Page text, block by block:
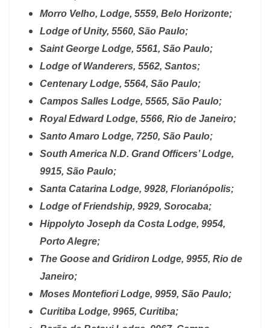
Morro Velho, Lodge, 5559, Belo Horizonte;
Lodge of Unity, 5560, São Paulo;
Saint George Lodge, 5561, São Paulo;
Lodge of Wanderers, 5562, Santos;
Centenary Lodge, 5564, São Paulo;
Campos Salles Lodge, 5565, São Paulo;
Royal Edward Lodge, 5566, Rio de Janeiro;
Santo Amaro Lodge, 7250, São Paulo;
South America N.D. Grand Officers’ Lodge,
9915, São Paulo;
Santa Catarina Lodge, 9928, Florianópolis;
Lodge of Friendship, 9929, Sorocaba;
Hippolyto Joseph da Costa Lodge, 9954,
Porto Alegre;
The Goose and Gridiron Lodge, 9955, Rio de
Janeiro;
Moses Montefiori Lodge, 9959, São Paulo;
Curitiba Lodge, 9965, Curitiba;